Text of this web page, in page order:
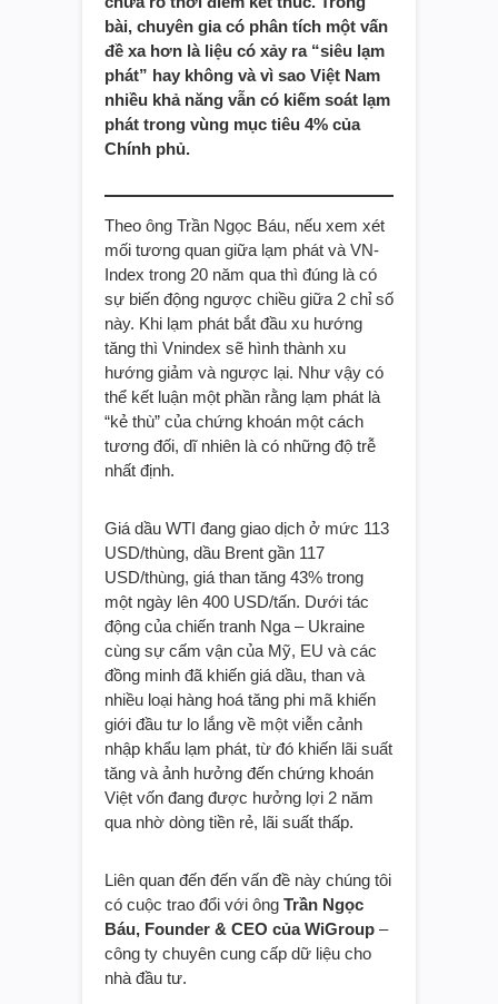
bài, chuyên gia có phân tích một vấn
đề xa hơn là liệu có xảy ra “siêu lạm
phát” hay không và vì sao Việt Nam
nhiều khả năng vẫn có kiếm soát lạm
phát trong vùng mục tiêu 4% của
Chính phủ.
Theo ông Trần Ngọc Báu, nếu xem xét
mối tương quan giữa lạm phát và VN-
Index trong 20 năm qua thì đúng là có
sự biến động ngược chiều giữa 2 chỉ số
này. Khi lạm phát bắt đầu xu hướng
tăng thì Vnindex sẽ hình thành xu
hướng giảm và ngược lại. Như vậy có
thể kết luận một phần rằng lạm phát là
“kẻ thù” của chứng khoán một cách
tương đối, dĩ nhiên là có những độ trễ
nhất định.
Giá dầu WTI đang giao dịch ở mức 113
USD/thùng, dầu Brent gần 117
USD/thùng, giá than tăng 43% trong
một ngày lên 400 USD/tấn. Dưới tác
động của chiến tranh Nga – Ukraine
cùng sự cấm vận của Mỹ, EU và các
đồng minh đã khiến giá dầu, than và
nhiều loại hàng hoá tăng phi mã khiến
giới đầu tư lo lắng về một viễn cảnh
nhập khẩu lạm phát, từ đó khiến lãi suất
tăng và ảnh hưởng đến chứng khoán
Việt vốn đang được hưởng lợi 2 năm
qua nhờ dòng tiền rẻ, lãi suất thấp.
Liên quan đến đến vấn đề này chúng tôi
có cuộc trao đổi với ông Trần Ngọc
Báu, Founder & CEO của WiGroup –
công ty chuyên cung cấp dữ liệu cho
nhà đầu tư.